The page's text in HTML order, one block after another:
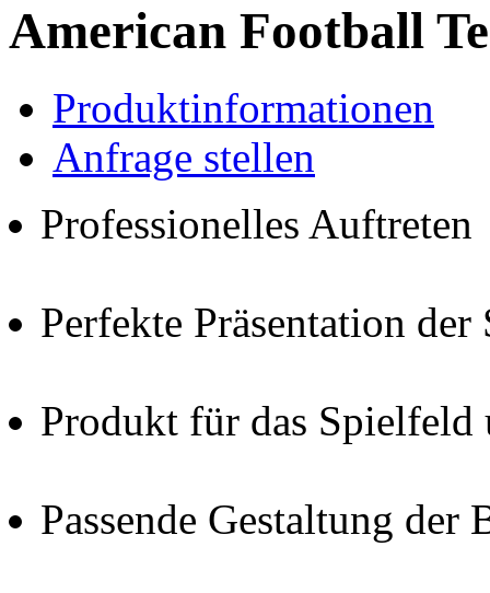
American Football
Produktinformationen
Anfrage stellen
Professionelles Auftreten
Perfekte Präsentation der
Produkt für das Spielfeld
Passende Gestaltung der